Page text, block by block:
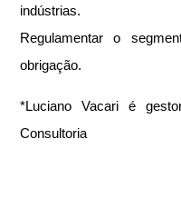
indústrias.
Regulamentar o
obrigação.
*Luciano Vacari é
Consultoria